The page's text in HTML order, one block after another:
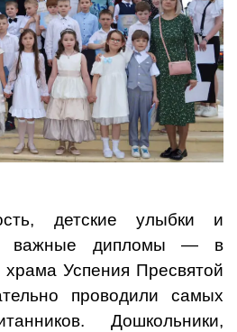
детские улыбки и
важные дипломы — в
Успения Пресвятой
проводили самых
Дошкольники,